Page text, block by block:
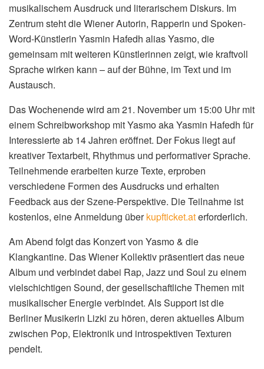
musikalischem Ausdruck und literarischem Diskurs. Im
Zentrum steht die Wiener Autorin, Rapperin und Spoken-
Word-Künstlerin Yasmin Hafedh alias Yasmo, die
gemeinsam mit weiteren Künstlerinnen zeigt, wie kraftvoll
Sprache wirken kann – auf der Bühne, im Text und im
Austausch.
Das Wochenende wird am 21. November um 15:00 Uhr mit
einem Schreibworkshop mit Yasmo aka Yasmin Hafedh für
Interessierte ab 14 Jahren eröffnet. Der Fokus liegt auf
kreativer Textarbeit, Rhythmus und performativer Sprache.
Teilnehmende erarbeiten kurze Texte, erproben
verschiedene Formen des Ausdrucks und erhalten
Feedback aus der Szene-Perspektive. Die Teilnahme ist
kostenlos, eine Anmeldung überkupfticket.aterforderlich.
Am Abend folgt das Konzert von Yasmo & die
Klangkantine. Das Wiener Kollektiv präsentiert das neue
Album und verbindet dabei Rap, Jazz und Soul zu einem
vielschichtigen Sound, der gesellschaftliche Themen mit
musikalischer Energie verbindet. Als Support ist die
Berliner Musikerin Lizki zu hören, deren aktuelles Album
zwischen Pop, Elektronik und introspektiven Texturen
pendelt.